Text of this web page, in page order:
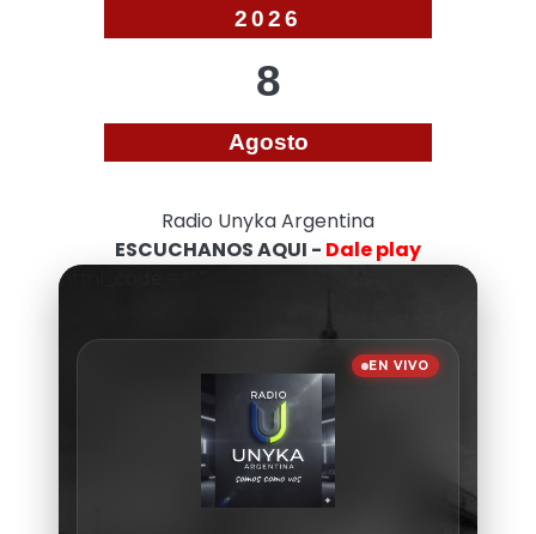
2026
8
Agosto
Radio Unyka Argentina
ESCUCHANOS AQUI - Dale play